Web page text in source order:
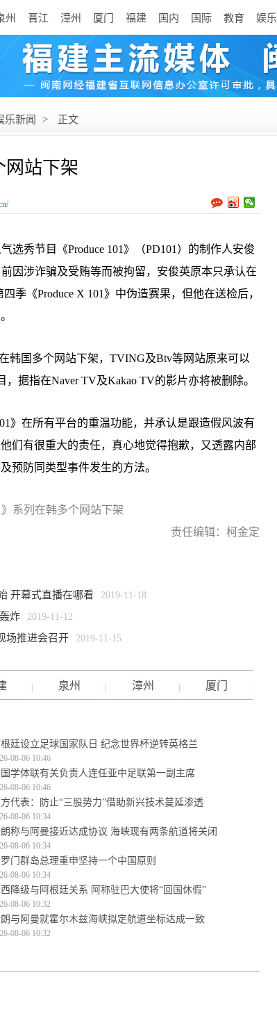
州 晋江 漳州 厦门 福建 国内 国际 教育 娱乐
乐新闻 > 正文
网站下架
秀节目《Produce 101》（PD101）的制作人安俊
因涉诈骗及受贿等而被拘留，安俊英原本只承认在
四季《Produce X 101》中伪造赛果，但他在送检后，
国多个网站下架，TVING及Btv等网站原来可以
据指在Naver TV及Kakao TV的影片亦将被删除。
在所有平台的重温功能，并承认是跟造假风波有
们有很重大的责任，真心地觉得抱歉，又透露内部
预防同类型事件发生的方法。
系列在韩多个网站下架
责任编辑：柯金定
开幕式直播在哪看 2019-11-18
炸 2019-11-12
场推进会召开 2019-11-15
泉州 漳州 厦门
根廷设立足球国家队日 纪念世界杯逆转英格兰
08-06 10:46
学体联有关负责人连任亚中足联第一副主席
08-06 10:46
代表：防止“三股势力”借助新兴技术蔓延渗透
08-06 10:34
称与阿曼接近达成协议 海峡现有两条航道将关闭
08-06 10:34
门群岛总理重申坚持一个中国原则
08-06 10:34
西降级与阿根廷关系 阿称驻巴大使将“回国休假”
08-06 10:32
与阿曼就霍尔木兹海峡拟定航道坐标达成一致
08-06 10:32